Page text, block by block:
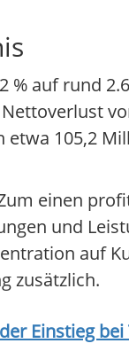
auf rund
105,2
einen
und
auf
zusätzlich.
Einstieg bei